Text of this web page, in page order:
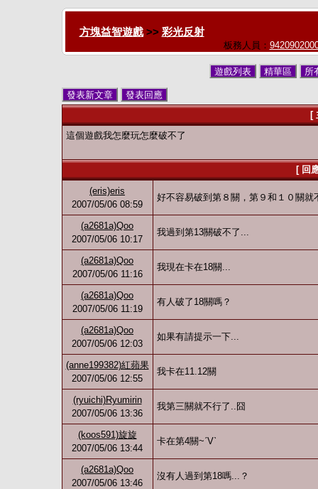
方塊益智遊戲>> 彩光反射
板務人員：
遊戲列表 精華區 所
發表新文章
發表回應
[
這個遊戲我怎麼玩怎麼破不了
[ 回
(eris)eris
2007/05/06 08:59
好不容易破到第８關，第９和１０關就
(a2681a)Qoo
2007/05/06 10:17
我過到第13關破不了...
(a2681a)Qoo
2007/05/06 11:16
我現在卡在18關...
(a2681a)Qoo
2007/05/06 11:19
有人破了18關嗎？
(a2681a)Qoo
2007/05/06 12:03
如果有請提示一下...
(anne199382)紅蘋果
2007/05/06 12:55
我卡在11.12關
(ryuichi)Ryumirin
2007/05/06 13:36
我第三關就不行了..囧
(koos591)旋旋
2007/05/06 13:44
卡在第4關~ˊVˋ
(a2681a)Qoo
2007/05/06 13:46
沒有人過到第18嗎...？